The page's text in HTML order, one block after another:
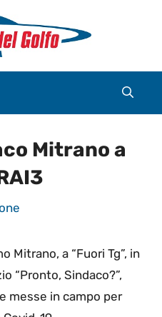
Mitrano a
Mitrano, a “Fuori Tg”, in
“Pronto, Sindaco?”,
messe in campo per